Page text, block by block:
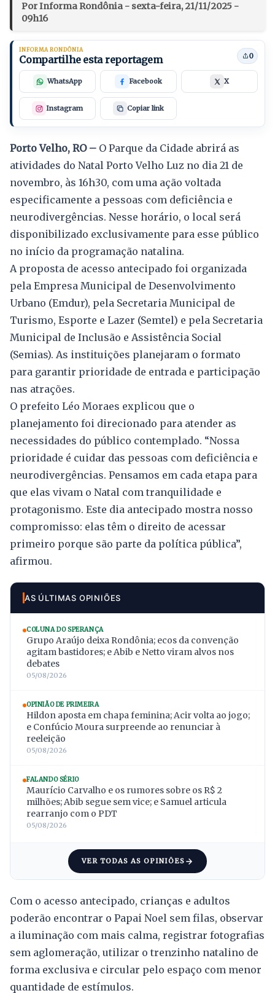
Por Informa Rondônia - sexta-feira, 21/11/2025 -
09h16
INFORMA RONDÔNIA
Compartilhe esta reportagem 0
WhatsApp Facebook X
Instagram Copiar link
Porto Velho, RO – O Parque da Cidade abrirá as
atividades do Natal Porto Velho Luz no dia 21 de
novembro, às 16h30, com uma ação voltada
especificamente a pessoas com deficiência e
neurodivergências. Nesse horário, o local será
disponibilizado exclusivamente para esse público
no início da programação natalina.
A proposta de acesso antecipado foi organizada
pela Empresa Municipal de Desenvolvimento
Urbano (Emdur), pela Secretaria Municipal de
Turismo, Esporte e Lazer (Semtel) e pela Secretaria
Municipal de Inclusão e Assistência Social
(Semias). As instituições planejaram o formato
para garantir prioridade de entrada e participação
nas atrações.
O prefeito Léo Moraes explicou que o
planejamento foi direcionado para atender as
necessidades do público contemplado. “Nossa
prioridade é cuidar das pessoas com deficiência e
neurodivergências. Pensamos em cada etapa para
que elas vivam o Natal com tranquilidade e
protagonismo. Este dia antecipado mostra nosso
compromisso: elas têm o direito de acessar
primeiro porque são parte da política pública”,
afirmou.
AS ÚLTIMAS OPINIÕES
COLUNA DO SPERANÇA
Grupo Araújo deixa Rondônia; ecos da convenção
agitam bastidores; e Abib e Netto viram alvos nos
debates
05/08/2026
OPINIÃO DE PRIMEIRA
Hildon aposta em chapa feminina; Acir volta ao jogo;
e Confúcio Moura surpreende ao renunciar à
reeleição
05/08/2026
FALANDO SÉRIO
Maurício Carvalho e os rumores sobre os R$ 2
milhões; Abib segue sem vice; e Samuel articula
rearranjo com o PDT
05/08/2026
VER TODAS AS OPINIÕES
Com o acesso antecipado, crianças e adultos
poderão encontrar o Papai Noel sem filas, observar
a iluminação com mais calma, registrar fotografias
sem aglomeração, utilizar o trenzinho natalino de
forma exclusiva e circular pelo espaço com menor
quantidade de estímulos.